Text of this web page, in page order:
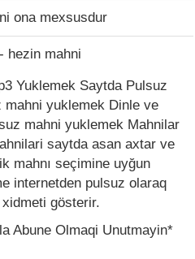
ona mexsusdur
hezin mahni
Yuklemek Saytda Pulsuz
yuklemek Dinle ve
mahni yuklemek Mahnilar
saytda asan axtar ve
mahnı seçimine uyğun
internetden pulsuz olaraq
gösterir.
Abune Olmaqi Unutmayin*